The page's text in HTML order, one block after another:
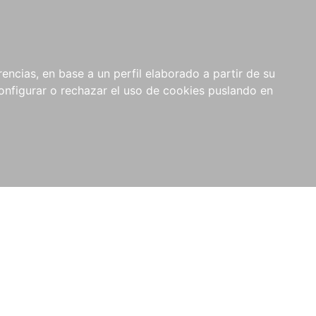
en base a un perfil elaborado a partir de su
o rechazar el uso de cookies puslando en